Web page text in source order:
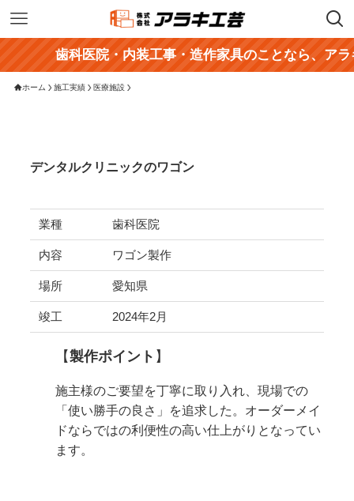
歯科医院・内装工事・造作家具のことなら、アラキ
ホーム 施工実績 医療施設
デンタルクリニックのワゴン
業種 歯科医院
内容 ワゴン製作
場所 愛知県
竣工 2024年2月
【製作ポイント 】
施主様のご要望を丁寧に取り入れ、現場での
「使い勝手の良さ」を追求した。オーダーメイ
ドならではの利便性の高い仕上がりとなってい
ます。